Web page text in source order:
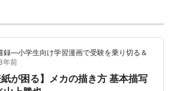
録―小学生向け学習漫画で受験を乗り切る＆
年前
紙が困る】メカの描き方 基本描写